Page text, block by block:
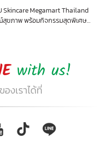
Skincare Megamart Thailand
สุขภาพ พร้อมกิจกรรมสุดพิเศษ
with us!
งเราได้ที่